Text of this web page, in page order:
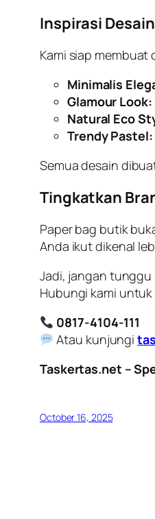
Inspirasi
Kami siap membuat
Minimalis
Glamour Look:
Natural Eco
Trendy Pastel:
Semua desain
Tingkatkan
Paper bag butik
Anda ikut dikenal
Jadi, jangan tunggu
Hubungi kami
0817-4104-111
Atau kunjungi
Taskertas.net –
October 16, 2025